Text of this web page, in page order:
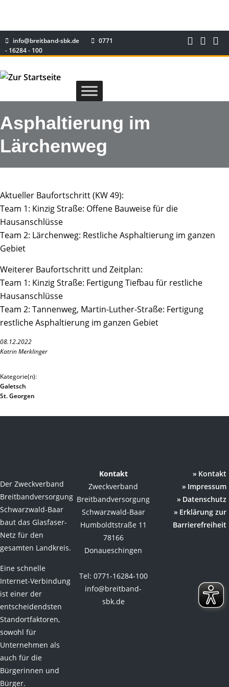
info@breitband-sbk.de
0771
- 16284 - 100
Asphaltierung im
Lärchenweg
Aktueller Baufortschritt (KW 49):
Team 1: Kinzig Straße: Offene Bauweise für die
Hausanschlüsse
Team 2: Lärchenweg: Restliche Asphaltierung im ganzen
Gebiet
Weiterer Baufortschritt und Zeitplan:
Team 1: Kinzig Straße: Fertigung Tiefbau für restliche
Hausanschlüsse
Team 2: Tannenweg, Martin-Luther-Straße: Fertigung
restliche Asphaltierung im ganzen Gebiet
08.12.2022
Katrin Merklinger
Kategorie(n):
Galetsch
St. Georgen
Der Zweckverband
Breitbandversorgung
Schwarzwald-Baar
baut das Glasfaser-
Netz für den
gesamten Landkreis.
Eine schnelle
Internet-Verbindung
ist einer der
entscheidendsten
Standortfaktoren,
sowohl für
Unternehmen als
auch für die
Bürgerinnen und
Bürger.
Kontakt
Zweckverband
Breitbandversorgung
Schwarzwald-Baar
Humboldtstraße 11
78166
Donaueschingen
Tel: 0771-16284-100
info@breitband-
sbk.de
Kontakt
Impressum
Datenschutz
Erklärung zur
Barrierefreiheit